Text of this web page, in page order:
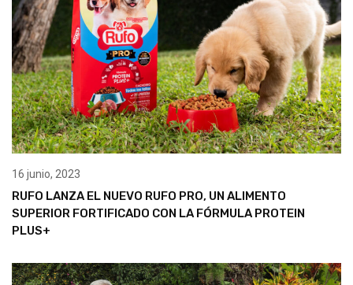
16 junio, 2023
RUFO LANZA EL NUEVO RUFO PRO, UN ALIMENTO
SUPERIOR FORTIFICADO CON LA FÓRMULA PROTEIN
PLUS+